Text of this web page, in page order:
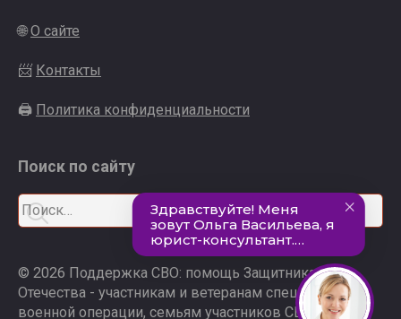
🌐О сайте
📨 Контакты
🖨 Политика конфиденциальности
Поиск по сайту
Search
for:
© 2026 Поддержка СВО: помощь Защитникам
Отечества - участникам и ветеранам специальной
военной операции, семьям участников СВО